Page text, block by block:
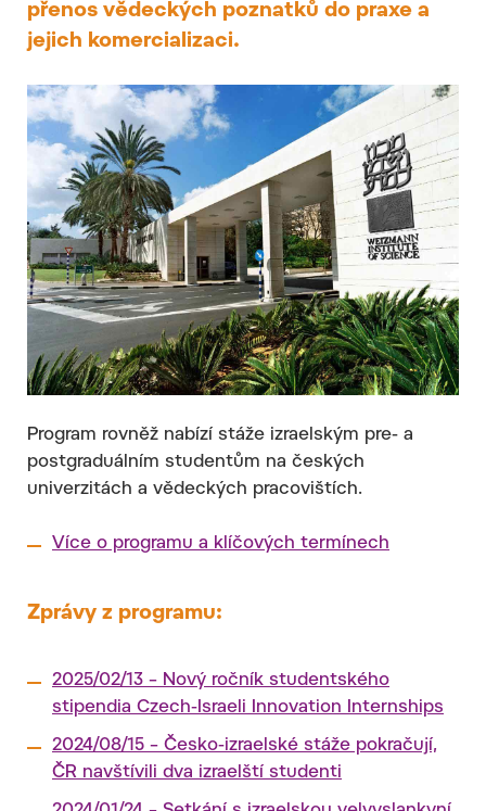
přenos vědeckých poznatků do praxe a
jejich komercializaci.
Program rovněž nabízí stáže izraelským pre- a
postgraduálním studentům na českých
univerzitách a vědeckých pracovištích.
Více o programu a klíčových termínech
Zprávy z programu:
2025/02/13 – Nový ročník studentského
stipendia Czech-Israeli Innovation Internships
2024/08/15 – Česko-izraelské stáže pokračují,
ČR navštívili dva izraelští studenti